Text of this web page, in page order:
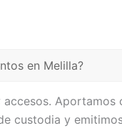
en Melilla?
Aportamos
custodia y